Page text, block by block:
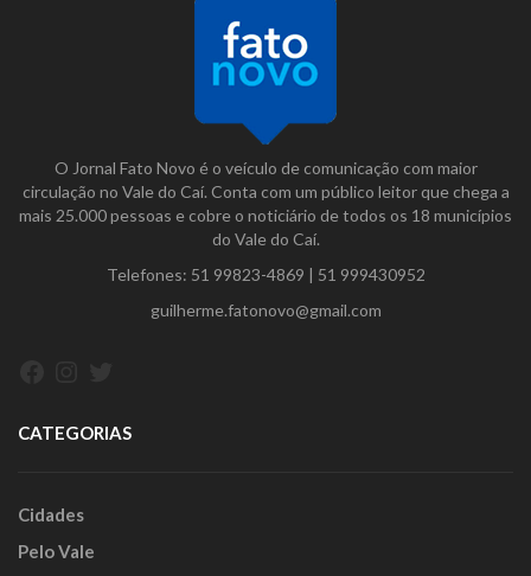
O Jornal Fato Novo é o veículo de comunicação com maior
circulação no Vale do Caí. Conta com um público leitor que chega a
mais 25.000 pessoas e cobre o noticiário de todos os 18 municípios
do Vale do Caí.
Telefones: 51 99823-4869 | 51 999430952
guilherme.fatonovo@gmail.com
CATEGORIAS
Cidades
Pelo Vale